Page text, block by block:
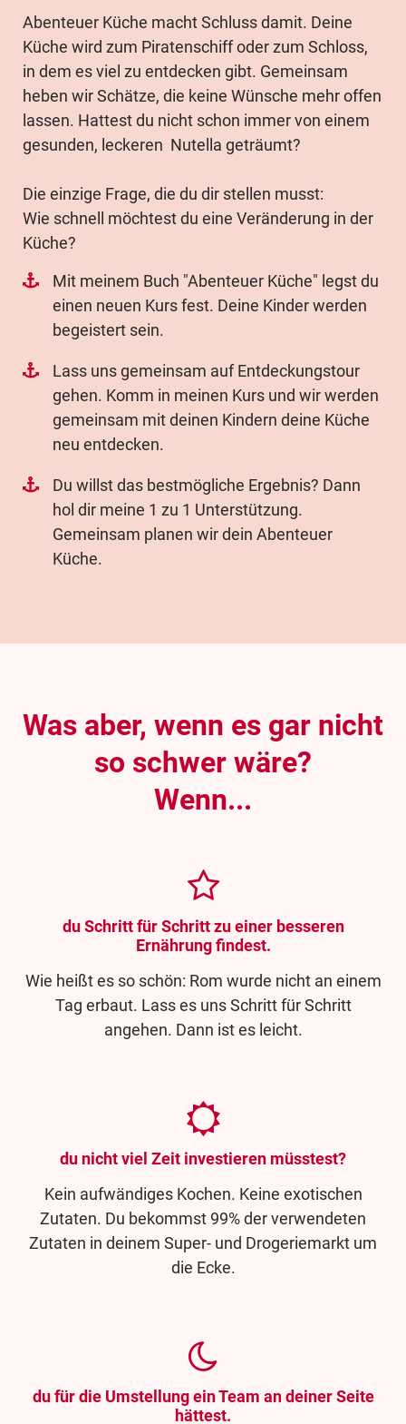
Abenteuer Küche macht Schluss damit. Deine
Küche wird zum Piratenschiff oder zum Schloss,
in dem es viel zu entdecken gibt. Gemeinsam
heben wir Schätze, die keine Wünsche mehr offen
lassen. Hattest du nicht schon immer von einem
gesunden, leckeren Nutella geträumt?
Die einzige Frage, die du dir stellen musst:
Wie schnell möchtest du eine Veränderung in der
Küche?
Mit meinem Buch "Abenteuer Küche" legst du
einen neuen Kurs fest. Deine Kinder werden
begeistert sein.
Lass uns gemeinsam auf Entdeckungstour
gehen. Komm in meinen Kurs und wir werden
gemeinsam mit deinen Kindern deine Küche
neu entdecken.
Du willst das bestmögliche Ergebnis? Dann
hol dir meine 1 zu 1 Unterstützung.
Gemeinsam planen wir dein Abenteuer
Küche.
Was aber, wenn es gar nicht
so schwer wäre?
Wenn...
du Schritt für Schritt zu einer besseren
Ernährung findest.
Wie heißt es so schön: Rom wurde nicht an einem
Tag erbaut. Lass es uns Schritt für Schritt
angehen. Dann ist es leicht.
du nicht viel Zeit investieren müsstest?
Kein aufwändiges Kochen. Keine exotischen
Zutaten. Du bekommst 99% der verwendeten
Zutaten in deinem Super- und Drogeriemarkt um
die Ecke.
du für die Umstellung ein Team an deiner Seite
hättest.